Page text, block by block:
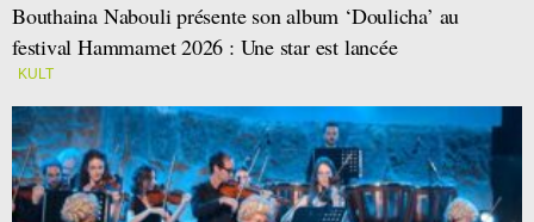
Bouthaina Nabouli présente son album ‘Doulicha’ au
festival Hammamet 2026 : Une star est lancée
KULT